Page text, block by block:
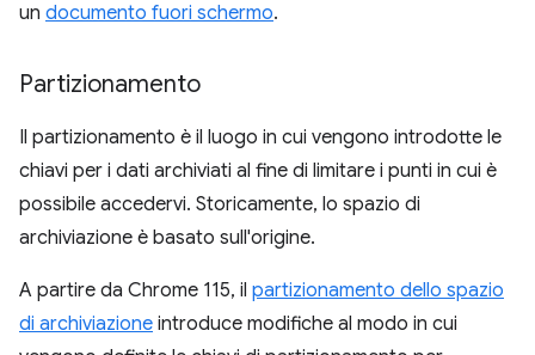
un documento fuori schermo.
Partizionamento
Il partizionamento è il luogo in cui vengono introdotte le
chiavi per i dati archiviati al fine di limitare i punti in cui è
possibile accedervi. Storicamente, lo spazio di
archiviazione è basato sull'origine.
A partire da Chrome 115, il partizionamento dello spazio
di archiviazione introduce modifiche al modo in cui